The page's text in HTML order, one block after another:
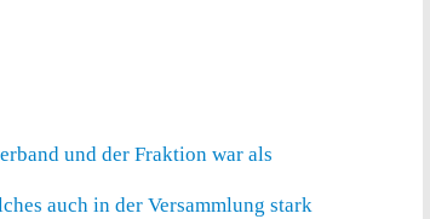
und der Fraktion war als
auch in der Versammlung stark